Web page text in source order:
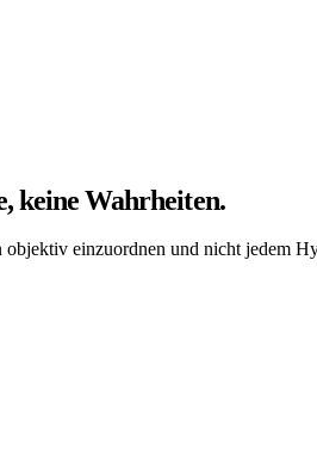
keine Wahrheiten.
einzuordnen und nicht jedem